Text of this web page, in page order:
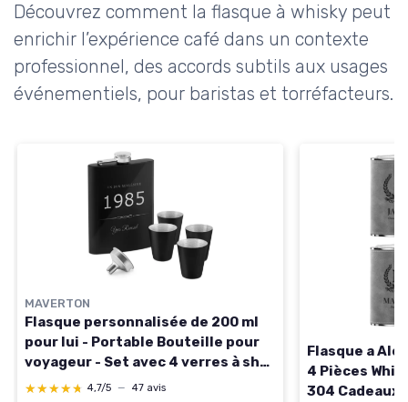
Découvrez comment la flasque à whisky peut
enrichir l’expérience café dans un contexte
professionnel, des accords subtils aux usages
événementiels, pour baristas et torréfacteurs.
MAVERTON
Flasque personnalisée de 200 ml
pour lui - Portable Bouteille pour
voyageur - Set avec 4 verres à shot
- Idee Cadeau Homme - Flasque
★★★★★
★★★★★ 4,7/5 — 47 avis
Flasque a
4 Pièces
304 Cadeaux